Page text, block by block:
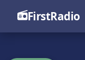
FirstRadio